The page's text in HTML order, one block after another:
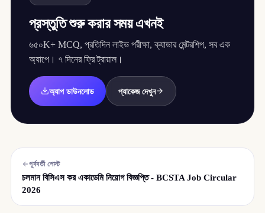
প্রস্তুতি শুরু করার সময় এখনই
৬৫০K+ MCQ, প্রতিদিন লাইভ পরীক্ষা, ক্যাডার মেন্টরশিপ, সব এক
অ্যাপে। ৭ দিনের ফ্রি ট্রায়াল।
অ্যাপ ডাউনলোড প্যাকেজ দেখুন
পূর্ববর্তী পোস্ট
চলমান বিসিএস কর একাডেমি নিয়োগ বিজ্ঞপ্তি - BCSTA Job Circular
2026